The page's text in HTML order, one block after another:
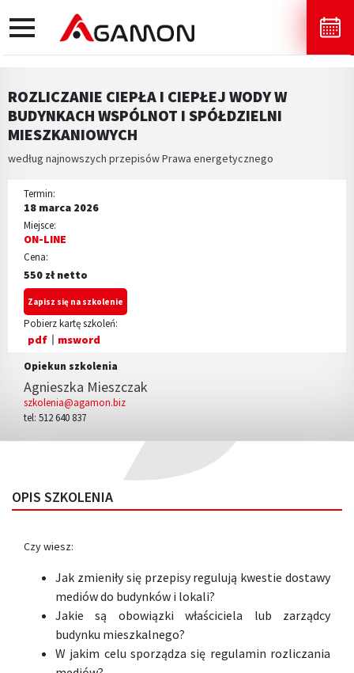
toggle
navigation
ROZLICZANIE CIEPŁA I CIEPŁEJ WODY W
BUDYNKACH WSPÓLNOT I SPÓŁDZIELNI
MIESZKANIOWYCH
według najnowszych przepisów Prawa energetycznego
Termin:
18 marca 2026
Miejsce:
ON-LINE
Cena:
550 zł netto
Zapisz się na szkolenie
Pobierz kartę szkoleń:
pdf msword
Opiekun szkolenia
Agnieszka Mieszczak
szkolenia@agamon.biz
tel: 512 640 837
OPIS SZKOLENIA
Czy wiesz:
Jak zmieniły się przepisy regulują kwestie dostawy
mediów do budynków i lokali?
Jakie są obowiązki właściciela lub zarządcy
budynku mieszkalnego?
W jakim celu sporządza się regulamin rozliczania